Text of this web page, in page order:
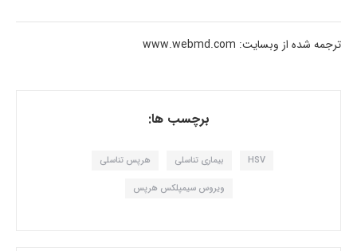
ترجمه شده از وبسایت: www.webmd.com
برچسب ها:
HSV بیماری تناسلی هرپس تناسلی
ویروس سیمپلکس هرپس